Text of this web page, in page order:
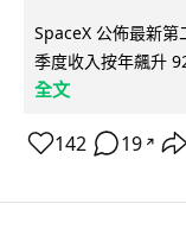
SpaceX 公佈最新
季度收入按年飆升
全文
142 19 ↗